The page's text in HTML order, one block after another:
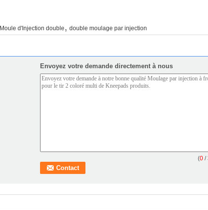
Moule d'Injection double , double moulage par injection
Envoyez votre demande directement à nous
(0 /